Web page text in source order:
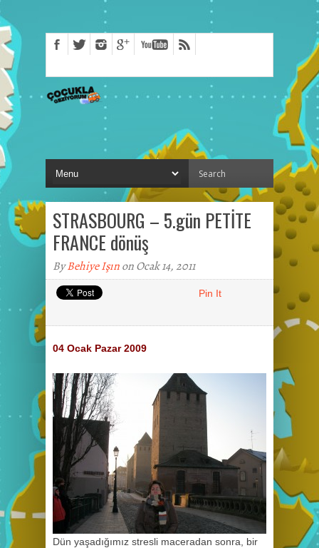
STRASBOURG – 5.gün PETİTE
FRANCE dönüş
ByBehiye Işınon Ocak 14, 2011
Pin It
04 Ocak Pazar 2009
Dün yaşadığımız stresli maceradan sonra, bir